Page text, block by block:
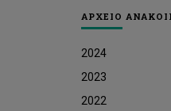
ΑΡΧΕΙΟ
2024
2023
2022